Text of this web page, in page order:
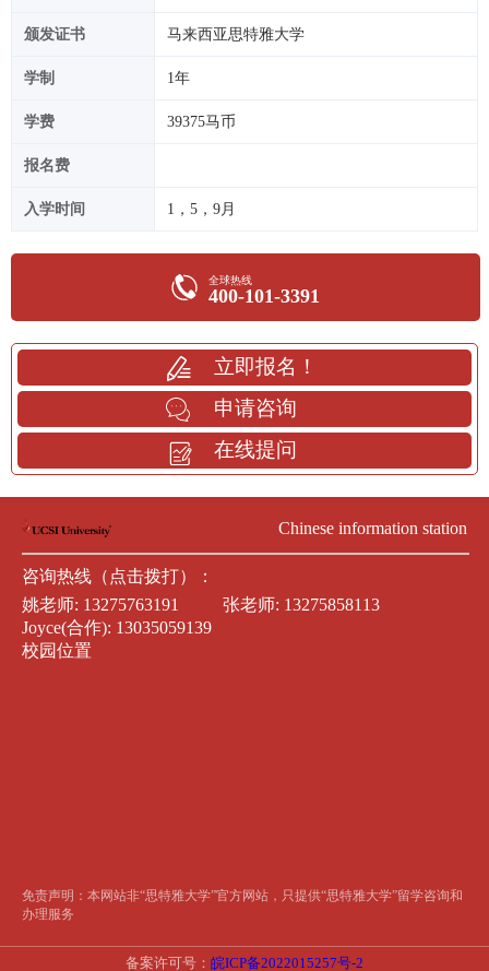
颁发证书 马来西亚思特雅大学
学制 1年
学费 39375马币
报名费
入学时间 1，5，9月
全球热线
400-101-3391
立即报名！
申请咨询
在线提问
Chinese information station
咨询热线（点击拨打）：
姚老师: 13275763191 张老师: 13275858113
Joyce(合作): 13035059139
校园位置
免责声明：本网站非“思特雅大学”官方网站，只提供“思特雅大学”留学咨询和
办理服务
备案许可号： 皖ICP备2022015257号-2